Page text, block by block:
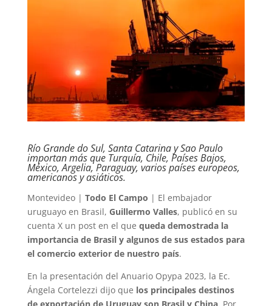
Río Grande do Sul, Santa Catarina y Sao Paulo
importan más que Turquía, Chile, Países Bajos,
México, Argelia, Paraguay, varios países europeos,
americanos y asiáticos.
Montevideo | Todo El Campo | El embajador
uruguayo en Brasil, Guillermo Valles, publicó en su
cuenta X un post en el que queda demostrada la
importancia de Brasil y algunos de sus estados para
el comercio exterior de nuestro país.
En la presentación del Anuario Opypa 2023, la Ec.
Ángela Cortelezzi dijo que los principales destinos